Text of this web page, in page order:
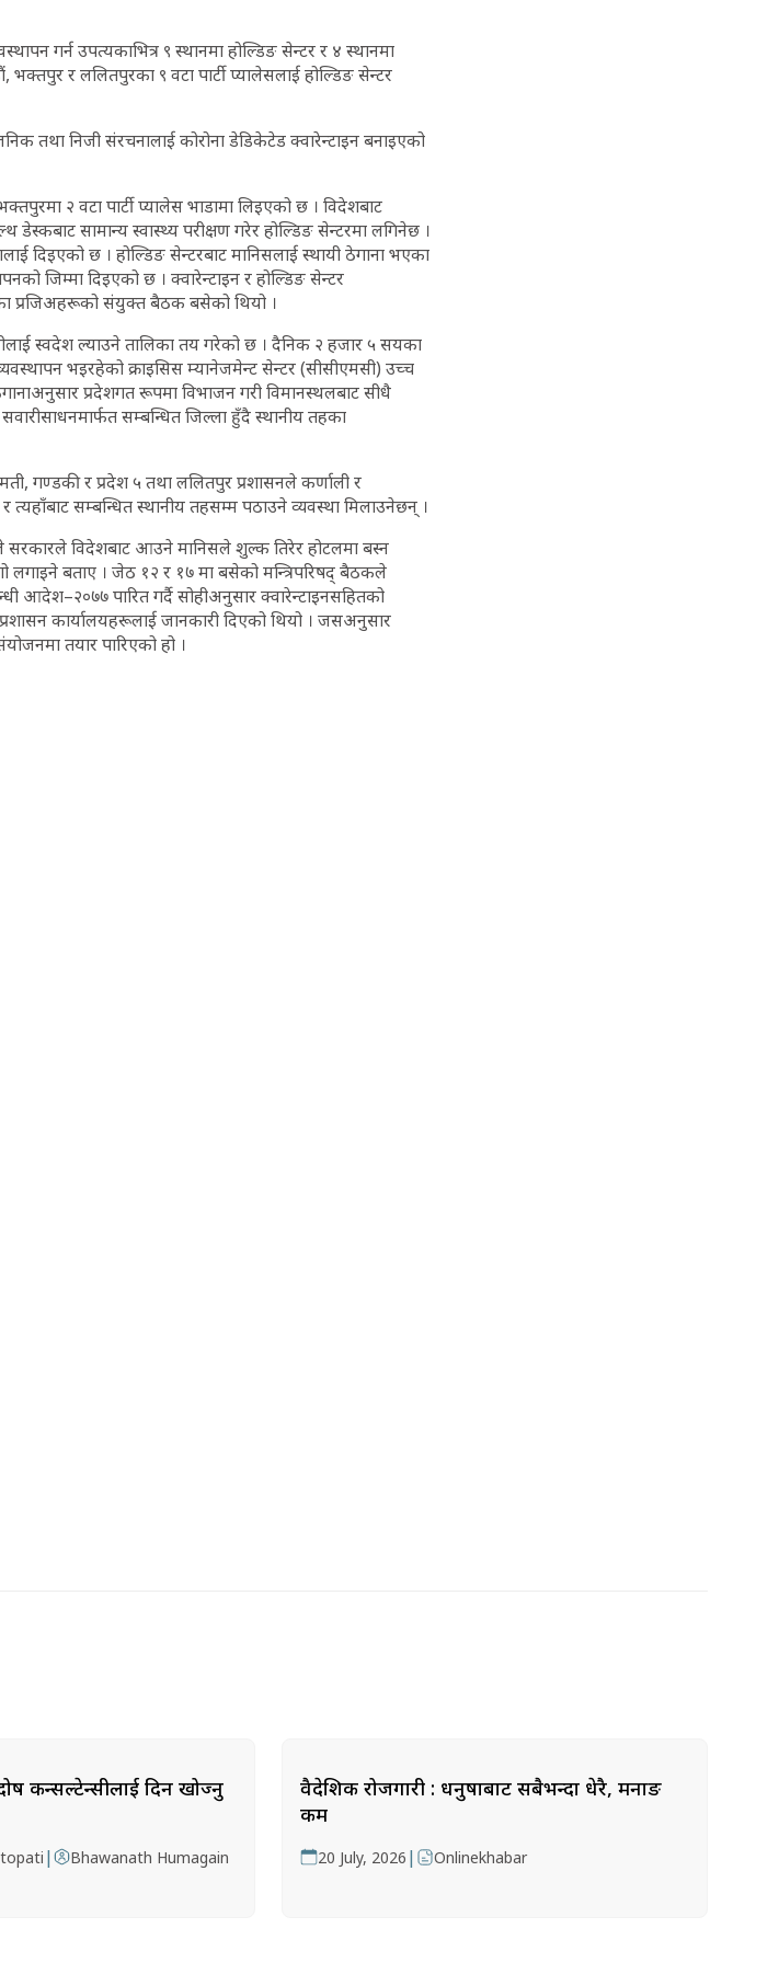
गर्न उपत्यकाभित्र ९ स्थानमा होल्डिङ सेन्टर र ४ स्थानमा
भक्तपुर र ललितपुरका ९ वटा पार्टी प्यालेसलाई होल्डिङ सेन्टर
तथा निजी संरचनालाई कोरोना डेडिकेटेड क्वारेन्टाइन बनाइएको
२ वटा पार्टी प्यालेस भाडामा लिइएको छ । विदेशबाट
सामान्य स्वास्थ्य परीक्षण गरेर होल्डिङ सेन्टरमा लगिनेछ ।
दिइएको छ । होल्डिङ सेन्टरबाट मानिसलाई स्थायी ठेगाना भएका
जिम्मा दिइएको छ । क्वारेन्टाइन र होल्डिङ सेन्टर
प्रजिअहरूको संयुक्त बैठक बसेको थियो ।
स्वदेश ल्याउने तालिका तय गरेको छ । दैनिक २ हजार ५ सयका
भइरहेको क्राइसिस म्यानेजमेन्ट सेन्टर (सीसीएमसी) उच्च
प्रदेशगत रूपमा विभाजन गरी विमानस्थलबाट सीधै
सम्बन्धित जिल्ला हुँदै स्थानीय तहका
गण्डकी र प्रदेश ५ तथा ललितपुर प्रशासनले कर्णाली र
त्यहाँबाट सम्बन्धित स्थानीय तहसम्म पठाउने व्यवस्था मिलाउनेछन् ।
सरकारले विदेशबाट आउने मानिसले शुल्क तिरेर होटलमा बस्न
लगाइने बताए । जेठ १२ र १७ मा बसेको मन्त्रिपरिषद् बैठकले
आदेश–२०७७ पारित गर्दै सोहीअनुसार क्वारेन्टाइनसहितको
प्रशासन कार्यालयहरूलाई जानकारी दिएको थियो । जसअनुसार
तयार पारिएको हो ।
दोष कन्सल्टेन्सीलाई दिन खोज्नु
| Bhawanath Humagain
वैदेशिक रोजगारी : धनुषाबाट सबैभन्दा धेरै, मनाङ
कम
20 July, 2026 | Onlinekhabar